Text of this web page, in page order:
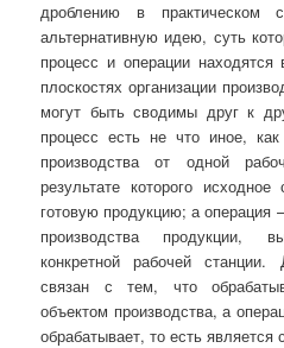
дроблению в практическом
альтернативную идею, суть
процесс и операции находятся
плоскостях организации
могут быть сводимы друг к
процесс есть не что иное,
производства от одной
результате которого
готовую продукцию; а операция
производства продукции,
конкретной рабочей
связан с тем, что
объектом производства, а
обрабатывает, то есть является